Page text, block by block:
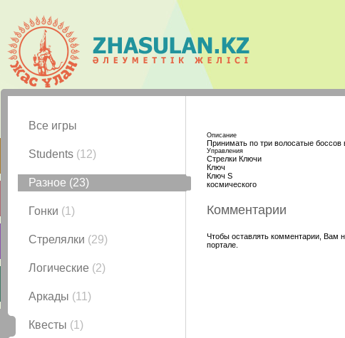
Все игры
Students (12)
Разное (23)
Гонки (1)
Стрелялки (29)
Логические (2)
Аркады (11)
Квесты (1)
Описание
Принимать по три волосатые боссов
Управления
Стрелки Ключи
Ключ
Ключ S
космического
Комментарии
Чтобы оставлять комментарии, Вам
портале.